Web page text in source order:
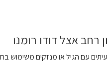
רחב אצל דודו רומנו
עם הגיל או מנזקים משימוש